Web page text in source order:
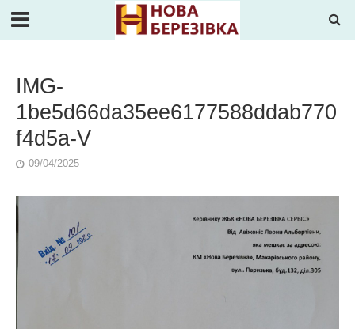
IMG-
1be5d66da35ee6177588ddab770
f4d5a-V
09/04/2025